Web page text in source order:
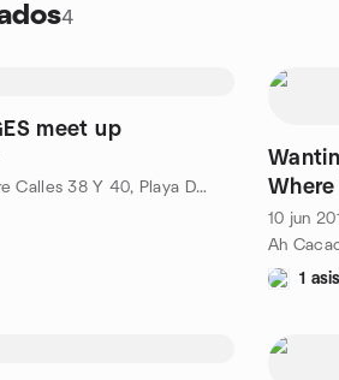
4
meet up
Ah Cacao, 5ta Av Entre Calles 38 Y 40, Playa Del Carmen, MX
Where
10 jun
1